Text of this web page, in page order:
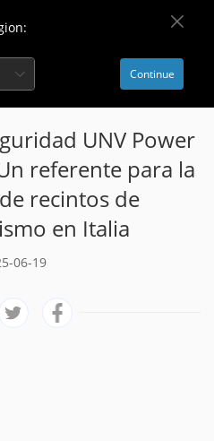
Continue
UNV Power
referente para la
recintos de
en Italia
06-19